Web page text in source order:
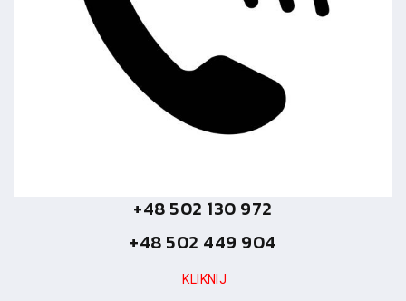
+48 502 130 972
+48 502 449 904
KLIKNIJ